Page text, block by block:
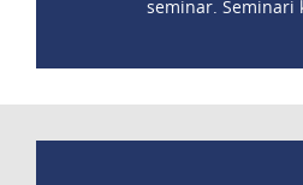
seminar. Seminari